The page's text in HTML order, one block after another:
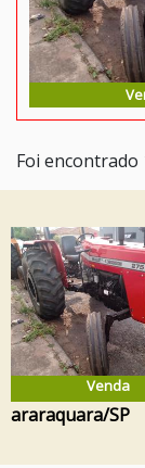
Foi encontrado
Venda
araraquara/SP